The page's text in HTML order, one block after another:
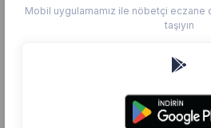
Mobil uygulamamız ile nöbetçi
taşıyın